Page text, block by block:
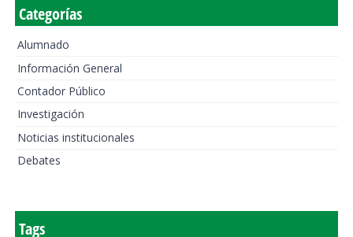
Categorías
Alumnado
Información General
Contador Público
Investigación
Noticias institucionales
Debates
Tags